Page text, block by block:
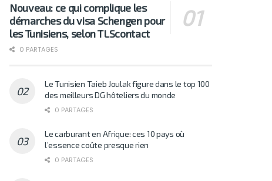
Nouveau: ce qui complique les
démarches du visa Schengen pour
les Tunisiens, selon TLScontact
0 PARTAGES
Le Tunisien Taieb Joulak figure dans le top 100
des meilleurs DG hôteliers du monde
0 PARTAGES
Le carburant en Afrique: ces 10 pays où
l’essence coûte presque rien
0 PARTAGES